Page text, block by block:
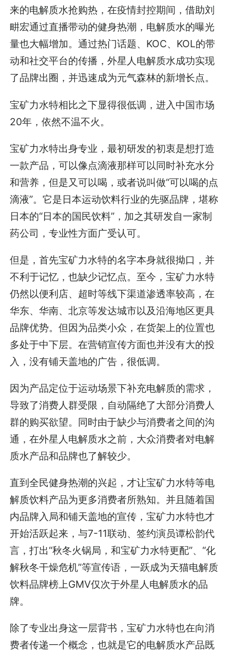
来的电解质水抢购热，在疫情封控期间，借助刘
畊宏通过直播带动的健身热潮，电解质水的曝光
量也大幅增加。通过热门话题、KOC、KOL的带
动和社交平台的传播，外星人电解质水成功实现
了品牌出圈，并迅速成为元气森林的新增长点。
宝矿力水特相比之下显得很低调，进入中国市场
20年，依然不温不火。
宝矿力水特出身专业，最初研发的初衷是想打造
一款产品，可以像点滴液那样可以同时补充水分
和营养，但是又可以喝，或者说叫做“可以喝的点
滴液”。它是日本运动饮料行业的先驱品牌，堪称
日本的“日本的国民饮料”，加之其研发自一家制
药公司，专业性方面广受认可。
但是，首先宝矿力水特的名字本身就很拗口，并
不利于记忆，也缺少记忆点。至今，宝矿力水特
仍然以便利店、超时等线下渠道渗透率较高，在
华东、华南、北京等发达城市以及沿海地区更具
品牌优势。但因为品类小众，在货架上的位置也
多处于中下层。在营销宣传方面也并没有大的投
入，没有铺天盖地的广告，很低调。
因为产品定位于运动场景下补充电解质的需求，
导致了消费人群受限，自动隔绝了大部分消费人
群的购买欲望。同时由于缺少与消费者之间的沟
通，在外星人电解质水之前，大众消费者对电解
质水产品和品牌也了解较少。
直到全民健身热潮的兴起，才让宝矿力水特等电
解质饮料产品为更多消费者所熟知。并且随着国
内品牌入局和铺天盖地的宣传，宝矿力水特也才
开始活跃起来，与7-11联动、签约演员谭松韵代
言，打出“秋冬火锅局，和宝矿力水特更配”、“化
解秋冬干燥危机”等宣传语，一跃成为天猫电解质
饮料品牌榜上GMV仅次于外星人电解质水的品
牌。
除了专业出身这一层背书，宝矿力水特也在向消
费者传递一个概念，也就是它的电解质水产品既